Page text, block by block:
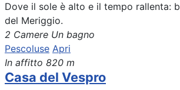
Dove il sole è alto e il tempo rallenta:
del Meriggio.
2 Camere Un bagno
Pescoluse Apri
In affitto 820 m
Casa del Vespro